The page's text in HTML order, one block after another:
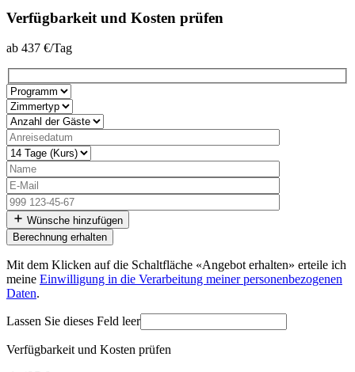
Verfügbarkeit und Kosten prüfen
ab 437 €/Tag
Wünsche hinzufügen
Mit dem Klicken auf die Schaltfläche «Angebot erhalten» erteile ich
meine Einwilligung in die Verarbeitung meiner personenbezogenen
Daten.
Lassen Sie dieses Feld leer
Verfügbarkeit und Kosten prüfen